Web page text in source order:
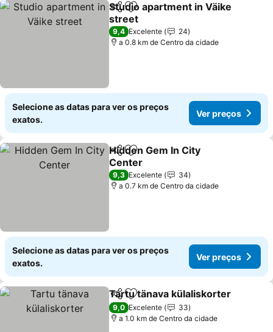
PartilharAdicionar aos favoritos
Studio apartment in Väike
street
9,4 Excelente
24
a 0.8 km de Centro da cidade
Selecione as datas para ver os preços
exatos.
Ver preços
PartilharAdicionar aos favoritos
Hidden Gem In City
Center
9,3 Excelente
34
a 0.7 km de Centro da cidade
Selecione as datas para ver os preços
exatos.
Ver preços
PartilharAdicionar aos favoritos
Tartu tänava külaliskorter
9,0 Excelente
33
a 1.0 km de Centro da cidade